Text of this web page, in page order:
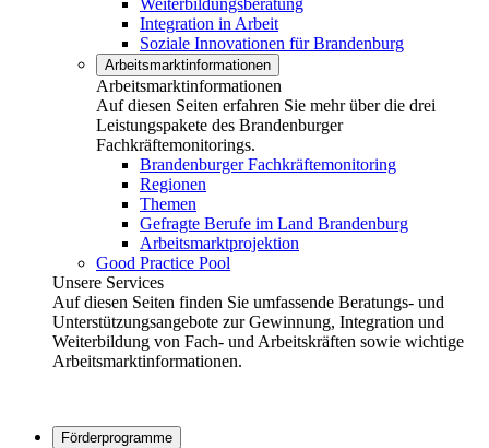
Weiterbildungsberatung
Integration in Arbeit
Soziale Innovationen für Brandenburg
Arbeitsmarktinformationen
Arbeitsmarktinformationen
Auf diesen Seiten erfahren Sie mehr über die drei
Leistungspakete des Brandenburger
Fachkräftemonitorings.
Brandenburger Fachkräftemonitoring
Regionen
Themen
Gefragte Berufe im Land Brandenburg
Arbeitsmarktprojektion
Good Practice Pool
Unsere Services
Auf diesen Seiten finden Sie umfassende Beratungs- und
Unterstützungsangebote zur Gewinnung, Integration und
Weiterbildung von Fach- und Arbeitskräften sowie wichtige
Arbeitsmarktinformationen.
Förderprogramme